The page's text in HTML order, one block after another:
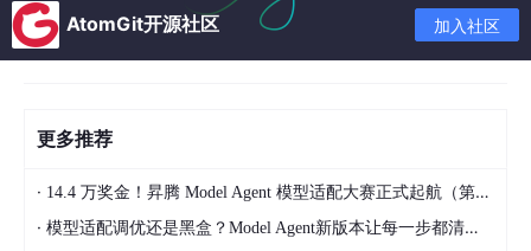
AtomGit开源社区 加入社区
更多推荐
· 14.4 万奖金！昇腾 Model Agent 模型适配大赛正式起航（第二季）
· 模型适配调优还是黑盒？Model Agent新版本让每一步都清晰可见